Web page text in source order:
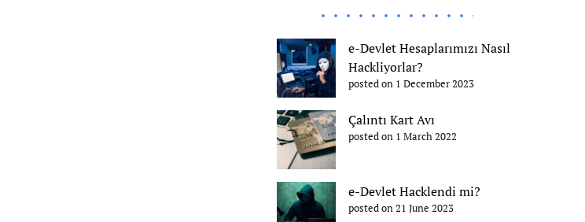
e-Devlet Hesaplarımızı Nasıl
Hackliyorlar?
posted on 1 December 2023
Çalıntı Kart Avı
posted on 1 March 2022
e-Devlet Hacklendi mi?
posted on 21 June 2023